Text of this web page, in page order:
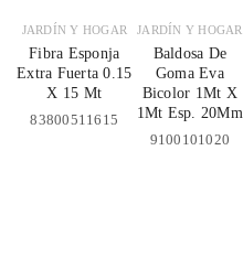
JARDÍN Y HOGAR
Fibra Esponja
Extra Fuerta 0.15
X 15 Mt
83800511615
JARDÍN Y HOGAR
Baldosa De
Goma Eva
Bicolor 1Mt X
1Mt Esp. 20Mm
9100101020